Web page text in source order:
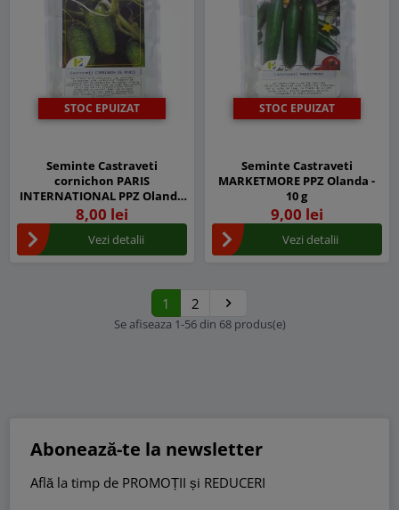
STOC EPUIZAT
Seminte Castraveti
cornichon PARIS
INTERNATIONAL PPZ Olanda
- 10 g
8,00 lei
Vezi detalii
STOC EPUIZAT
Seminte Castraveti
MARKETMORE PPZ Olanda -
10 g
9,00 lei
Vezi detalii
1 2 Urmatorul

Se afiseaza 1-56 din 68 produs(e)
Abonează-te la newsletter
Află la timp de PROMOȚII și REDUCERI